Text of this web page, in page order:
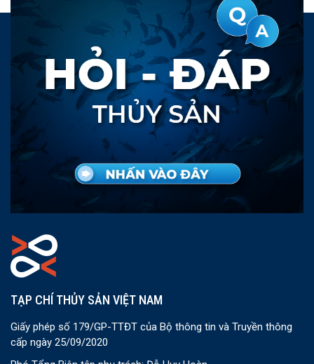
TẠP CHÍ THỦY SẢN VIỆT NAM
Giấy phép số 179/GP-TTĐT của Bộ thông tin và Truyền thông
cấp ngày 25/09/2020